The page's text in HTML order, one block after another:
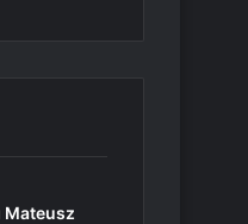
Mateusz